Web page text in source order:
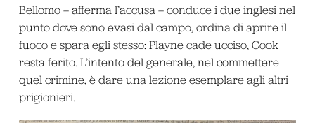
Bellomo – afferma l’accusa – conduce i due inglesi nel
punto dove sono evasi dal campo, ordina di aprire il
fuoco e spara egli stesso: Playne cade ucciso, Cook
resta ferito. L’intento del generale, nel commettere
quel crimine, è dare una lezione esemplare agli altri
prigionieri.